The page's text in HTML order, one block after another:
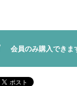
会員のみ購入できま